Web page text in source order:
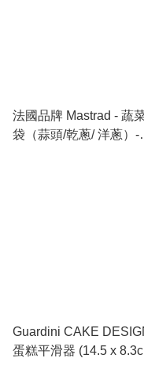
法國品牌 Mastrad - 蔬
袋（蒜頭/乾蔥/ 洋蔥）-
Guardini CAKE
蛋糕平滑器 (14.5 x